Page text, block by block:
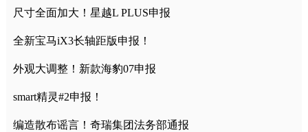
尺寸全面加大！星越L PLUS申报
全新宝马iX3长轴距版申报！
外观大调整！新款海豹07申报
smart精灵#2申报！
编造散布谣言！奇瑞集团法务部通报